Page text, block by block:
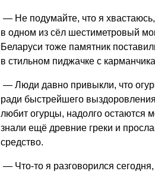
— Не подумайте, что я
в одном из сёл шестиметровый
Беларуси тоже памятник
в стильном пиджачке с
— Люди давно привыкли, что
ради быстрейшего
любит огурцы, надолго остаются
знали ещё древние греки и
средство.
— Что-то я разговорился